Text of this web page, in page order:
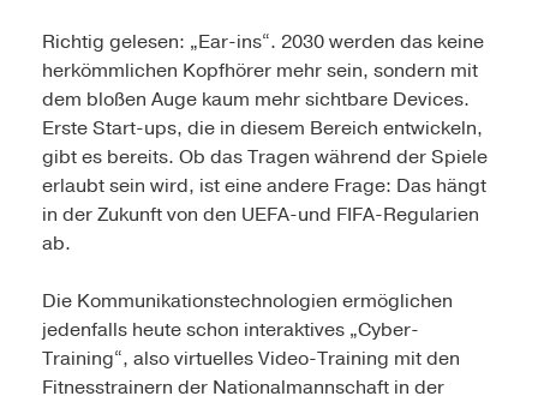
Richtig gelesen: „Ear-ins“. 2030 werden das keine
herkömmlichen Kopfhörer mehr sein, sondern mit
dem bloßen Auge kaum mehr sichtbare Devices.
Erste Start-ups, die in diesem Bereich entwickeln,
gibt es bereits. Ob das Tragen während der Spiele
erlaubt sein wird, ist eine andere Frage: Das hängt
in der Zukunft von den UEFA-und FIFA-Regularien
ab.
Die Kommunikationstechnologien ermöglichen
jedenfalls heute schon interaktives „Cyber-
Training“, also virtuelles Video-Training mit den
Fitnesstrainern der Nationalmannschaft in der